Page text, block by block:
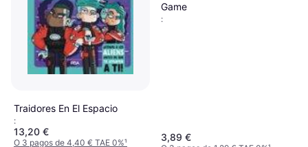
Traidores En El Espacio
:
13,20 €
O 3 pagos de 4,40 € TAE 0%¹
Game
:
3,89 €